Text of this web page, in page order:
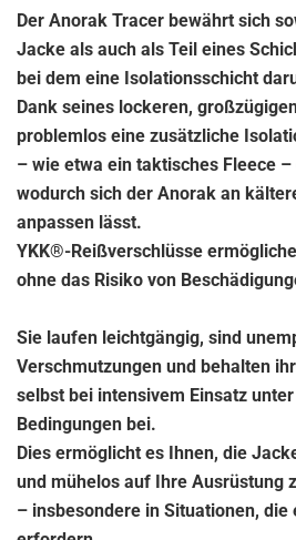
Der Anorak Tracer bewährt sich
Jacke als auch als Teil eines
bei dem eine Isolationsschicht
Dank seines lockeren,
problemlos eine zusätzliche
– wie etwa ein taktisches Fleece
wodurch sich der Anorak an
anpassen lässt.
YKK®-Reißverschlüsse
ohne das Risiko von
Sie laufen leichtgängig, sind
Verschmutzungen und behalten
selbst bei intensivem Einsatz
Bedingungen bei.
Dies ermöglicht es Ihnen, die
und mühelos auf Ihre Ausrüstung
– insbesondere in Situationen,